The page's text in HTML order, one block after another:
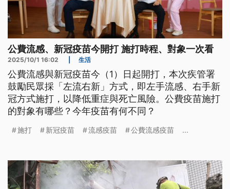
公費流感、新冠疫苗今開打 施打時程、對象一次看
2025/10/1 16:02 生活
公費流感與新冠疫苗今（1）日起開打，本次疾管署
鼓勵民眾採「左流右新」方式，即左手流感、右手新
冠方式施打，以降低重症與死亡風險。公費疫苗施打
的對象有哪些？今年疫苗有何不同？
施打 新冠疫苗 流感疫苗 公費流感疫苗 ...